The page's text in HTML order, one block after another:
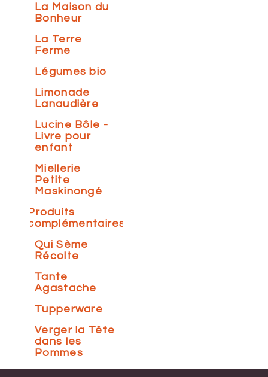
La Maison du
Bonheur
La Terre
Ferme
Légumes bio
Limonade
Lanaudière
Lucine Bôle -
Livre pour
enfant
Miellerie
Petite
Maskinongé
Produits
complémentaires
Qui Sème
Récolte
Tante
Agastache
Tupperware
Verger la Tête
dans les
Pommes